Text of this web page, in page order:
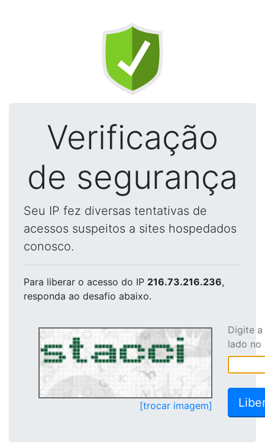
Verificação
de segurança
Seu IP fez diversas tentativas de
acessos suspeitos a sites hospedados
conosco.
Para liberar o acesso do IP 216.73.216.236,
responda ao desafio abaixo.
[trocar imagem]
Digite
lado no